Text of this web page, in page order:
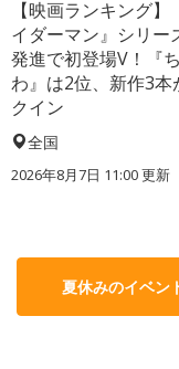
【映画ランキング】
イダーマン』シリー
発進で初登場V！『
わ』は2位、新作3本
クイン
全国
2026年8月7日 11:00更新
夏休みのイベン